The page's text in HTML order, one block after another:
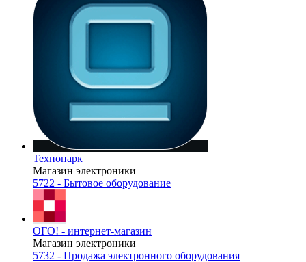
Технопарк
Магазин электроники
5722 - Бытовое оборудование
ОГО! - интернет-магазин
Магазин электроники
5732 - Продажа электронного оборудования